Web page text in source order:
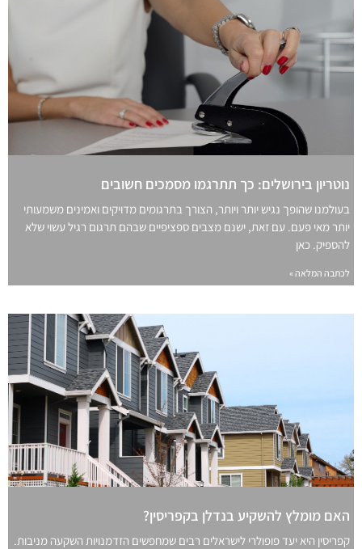
נוטריון בירושלים: כך תתרגמו מסמכים חשובים
בעולמנו שהופך נגיש יותר ויותר, הצורך בתרגומים מדויקים ואמינים משמעותי
יותר מאי פעם. עם זאת, ישנם מצבים ספציפיים שבהם תרגום רגיל עשוי שלא
להספיק. כאן
לכתבה המלאה »
האם מומלץ להשקיע בנדלן בקפריסין?
קפריסין היא יעד פופולרי לישראלים רבים שמחפשים הזדמנויות השקעה מניבות.